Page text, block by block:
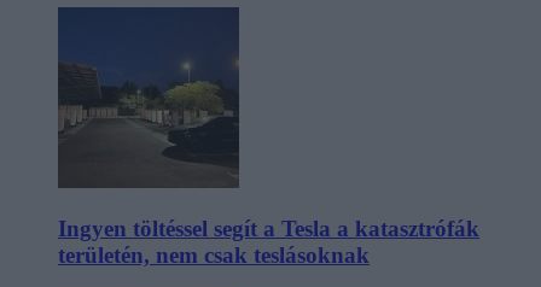
Ingyen töltéssel segít a Tesla a katasztrófák
területén, nem csak teslásoknak